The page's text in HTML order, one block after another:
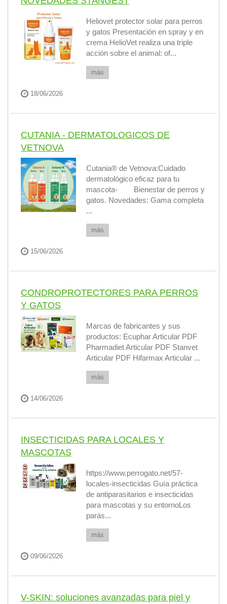
Heliovet protector solar para perros
y gatos Presentación en spray y en
crema HelioVet realiza una triple
acción sobre el animal: of...
más
18/06/2026
CUTANIA - DERMATOLOGICOS DE
VETNOVA
Cutania® de Vetnova:Cuidado
dermatológico eficaz para tu
mascota- Bienestar de perros y
gatos. Novedades: Gama completa
...
más
15/06/2026
CONDROPROTECTORES PARA PERROS
Y GATOS
Marcas de fabricantes y sus
productos: Ecuphar Articular PDF
Pharmadiet Articular PDF Stanvet
Articular PDF Hifarmax Articular ...
más
14/06/2026
INSECTICIDAS PARA LOCALES Y
MASCOTAS
https://www.perrogato.net/57-
locales-insecticidas Guía práctica
de antiparasitarios e insecticidas
para mascotas y su entornoLos
parás...
más
09/06/2026
V-SKIN: soluciones avanzadas para piel y